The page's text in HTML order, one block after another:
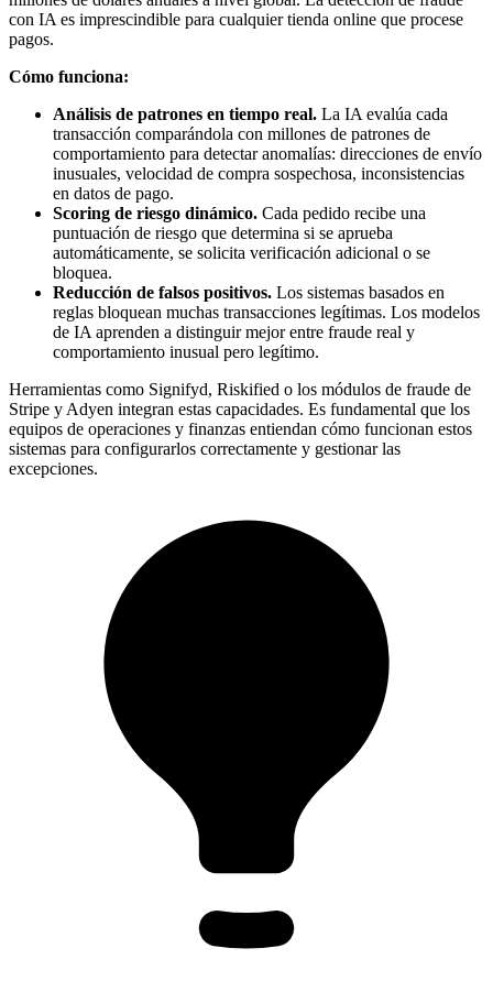
con IA es imprescindible para cualquier tienda online que procese
pagos.
Cómo funciona:
Análisis de patrones en tiempo real. La IA evalúa cada
transacción comparándola con millones de patrones de
comportamiento para detectar anomalías: direcciones de envío
inusuales, velocidad de compra sospechosa, inconsistencias
en datos de pago.
Scoring de riesgo dinámico. Cada pedido recibe una
puntuación de riesgo que determina si se aprueba
automáticamente, se solicita verificación adicional o se
bloquea.
Reducción de falsos positivos. Los sistemas basados en
reglas bloquean muchas transacciones legítimas. Los modelos
de IA aprenden a distinguir mejor entre fraude real y
comportamiento inusual pero legítimo.
Herramientas como Signifyd, Riskified o los módulos de fraude de
Stripe y Adyen integran estas capacidades. Es fundamental que los
equipos de operaciones y finanzas entiendan cómo funcionan estos
sistemas para configurarlos correctamente y gestionar las
excepciones.